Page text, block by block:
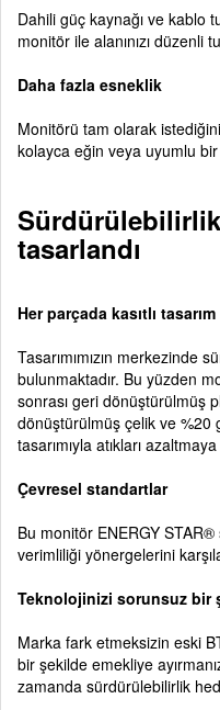
Dahili güç kaynağı ve kablo
monitör ile alanınızı düzenli
Daha fazla esneklik
Monitörü tam olarak
kolayca eğin veya uyumlu bir
tasarlandı
Her parçada kasıtlı tasarım
Tasarımımızın merkezinde
bulunmaktadır. Bu yüzden
sonrası geri dönüştürülmüş
dönüştürülmüş çelik ve %20
tasarımıyla atıkları
Çevresel standartlar
Bu monitör ENERGY STAR®
verimliliği yönergelerini
Teknolojinizi sorunsuz bir
Marka fark etmeksizin eski
bir şekilde emekliye
zamanda sürdürülebilirlik